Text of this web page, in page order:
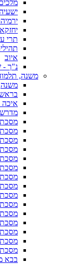
תרי
איוב
נ"ך -
משנה,
מסכת
מסכת
מסכת
מסכת
מסכת
בבא